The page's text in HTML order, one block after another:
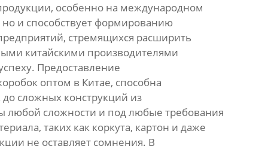
особенно на международном
и способствует формированию
стремящихся расширить
китайскими производителями
Предоставление
оптом в Китае, способна
сложных конструкций из
любой сложности и под любые требования
таких как коркута, картон и даже
не оставляет сомнения. В